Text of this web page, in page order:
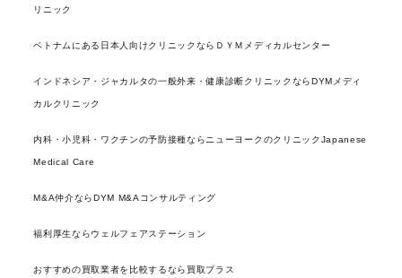
リニック
ベトナムにある日本人向けクリニックならＤＹＭメディカルセンター
インドネシア・ジャカルタの一般外来・健康診断クリニックならDYMメディ
カルクリニック
内科・小児科・ワクチンの予防接種ならニューヨークのクリニックJapanese
Medical Care
M&A仲介ならDYM M&Aコンサルティング
福利厚生ならウェルフェアステーション
おすすめの買取業者を比較するなら買取プラス